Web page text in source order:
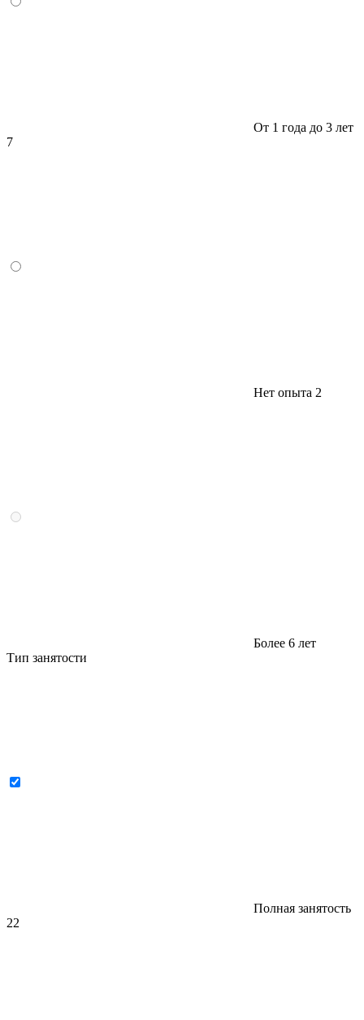
От 1 года до 3 лет
7
Нет опыта 2
Более 6 лет
Тип занятости
Полная занятость
22